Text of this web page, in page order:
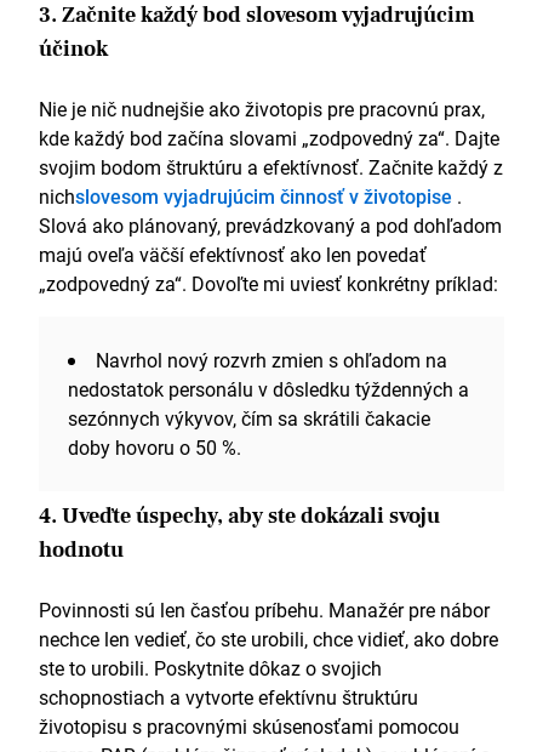
3. Začnite každý bod slovesom vyjadrujúcim
účinok
Nie je nič nudnejšie ako životopis pre pracovnú prax,
kde každý bod začína slovami „zodpovedný za“. Dajte
svojim bodom štruktúru a efektívnosť. Začnite každý z
nichslovesom vyjadrujúcim činnosť v životopise .
Slová ako plánovaný, prevádzkovaný a pod dohľadom
majú oveľa väčší efektívnosť ako len povedať
„zodpovedný za“. Dovoľte mi uviesť konkrétny príklad:
Navrhol nový rozvrh zmien s ohľadom na
nedostatok personálu v dôsledku týždenných a
sezónnych výkyvov, čím sa skrátili čakacie
doby hovoru o 50 %.
4. Uveďte úspechy, aby ste dokázali svoju
hodnotu
Povinnosti sú len časťou príbehu. Manažér pre nábor
nechce len vedieť, čo ste urobili, chce vidieť, ako dobre
ste to urobili. Poskytnite dôkaz o svojich
schopnostiach a vytvorte efektívnu štruktúru
životopisu s pracovnými skúsenosťami pomocou